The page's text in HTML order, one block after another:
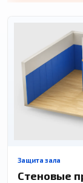
Защита зала
Стеновые